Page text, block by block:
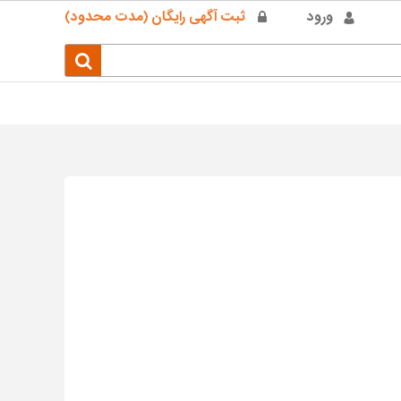
ورود ثبت آگهی رایگان (مدت محدود)